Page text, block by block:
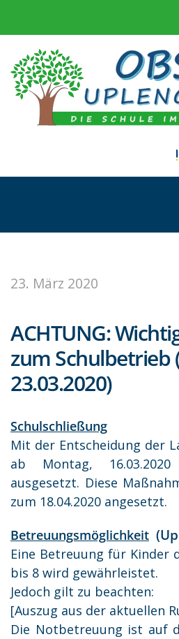
23. März 2020
ACHTUNG:
zum Schulbetrieb
23.03.2020)
Schulschließung
Mit der Entscheidung der
ab Montag,
ausgesetzt. Diese
zum 18.04.2020 angesetzt.
Betreuungsmöglichkeit
Eine Betreuung für Kinder
bis 8 wird gewährleistet.
Jedoch gilt zu beachten:
[Auszug aus der aktuellen
Die Notbetreuung ist auf